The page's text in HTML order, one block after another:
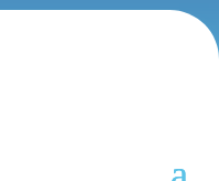
del
atópico